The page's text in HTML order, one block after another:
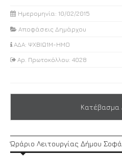
Ημερομηνία: 10/02/2015
Αποφάσεις Δημάρχου
ΑΔΑ: ΨΧΒΙΩ1Μ-ΗΜΟ
Αρ. Πρωτοκόλλου: 4028
Κατέβασμα
Ώράριο Λειτουργίας Δήμου